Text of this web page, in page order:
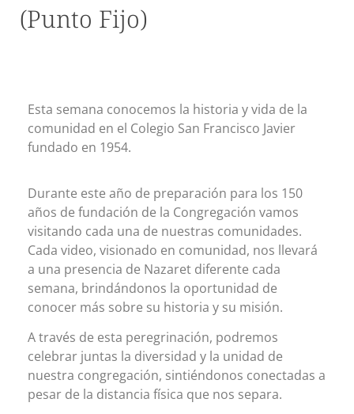
(Punto Fijo)
Esta semana conocemos la historia y vida de la
comunidad en el Colegio San Francisco Javier
fundado en 1954.
Durante este año de preparación para los 150
años de fundación de la Congregación vamos
visitando cada una de nuestras comunidades.
Cada video, visionado en comunidad, nos llevará
a una presencia de Nazaret diferente cada
semana, brindándonos la oportunidad de
conocer más sobre su historia y su misión.
A través de esta peregrinación, podremos
celebrar juntas la diversidad y la unidad de
nuestra congregación, sintiéndonos conectadas a
pesar de la distancia física que nos separa.